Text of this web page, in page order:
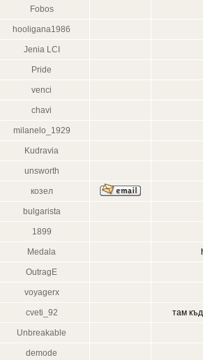
Fobos
hooligana1986
Jenia LCI
Pride
venci
chavi
milanelo_1929
Kudravia
unsworth
козел
bulgarista
1899
Medala
OutragE
voyagerx
cveti_92 там
Unbreakable
demode